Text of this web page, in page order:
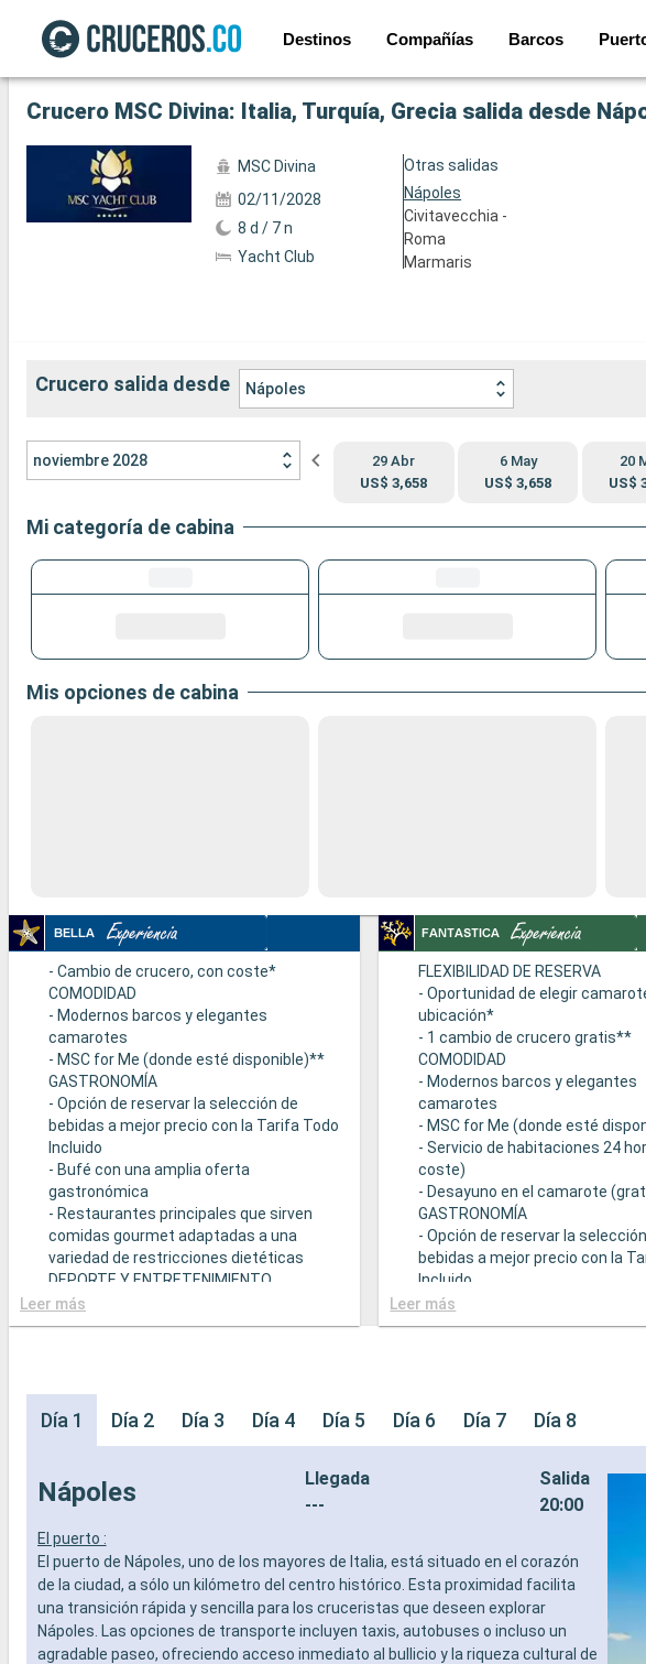
Destinos Compañías Barcos
Ver las 141 fotos siguientes
Crucero MSC Divina: Italia, Turquía, Grecia salida desde
MSC Divina
02/11/2028
8 d / 7 n
Yacht Club
Otras salidas
Nápoles
Civitavecchia -
Roma
Marmaris
Crucero salida desde Nápoles
noviembre 2028
29 Abr
US$ 3,658
6 May
US$ 3,658
20
US$
Mi categoría de cabina
Mis opciones de cabina
- Cambio de crucero, con coste*
COMODIDAD
- Modernos barcos y elegantes
camarotes
- MSC for Me (donde esté disponible)**
GASTRONOMÍA
- Opción de reservar la selección de
bebidas a mejor precio con la Tarifa Todo
Incluido
- Bufé con una amplia oferta
gastronómica
- Restaurantes principales que sirven
comidas gourmet adaptadas a una
variedad de restricciones dietéticas
DEPORTE Y ENTRETENIMIENTO
- Programa variado de espectáculos en el
teatro al estilo de Broadway
panorámicas
- Actividades recreativas para niños
SERVICIOS
OTROS PRIVILEGIOS
- Puntos MSC Voyagers Club
Leer más
FLEXIBILIDAD DE RESERVA
- Oportunidad de elegir
ubicación*
- 1 cambio de crucero gratis**
COMODIDAD
- Modernos barcos y elegantes
camarotes
- MSC for Me (donde esté
- Servicio de habitaciones 24
coste)
- Desayuno en el camarote
GASTRONOMÍA
- Opción de reservar la
bebidas a mejor precio con la
Incluido
- Bufé con una amplia oferta
gastronómica
- Posibilidad de elegir el turno de
prepago de restaurante de
- Programa variado de
teatro al estilo de Broadway
- Área de piscina
- Instalaciones deportivas al aire
- Gimnasio equipado con vistas
panorámicas
Leer más
Día 1 Día 2 Día 3 Día 4 Día 5 Día 6 Día 7 Día 8
Nápoles
Llegada
---
Salida
20:00
El puerto :
El puerto de Nápoles, uno de los mayores de Italia, está situado en el corazón
de la ciudad, a sólo un kilómetro del centro histórico. Esta proximidad facilita
una transición rápida y sencilla para los cruceristas que deseen explorar
Nápoles. Las opciones de transporte incluyen taxis, autobuses o incluso un
agradable paseo, ofreciendo acceso inmediato al bullicio y la riqueza cultural de